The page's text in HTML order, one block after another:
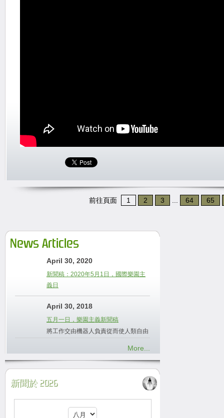
前往頁面 1 2 3 64 65
News Articles
April 30, 2020
新聞稿：2020年5月1日，國際樂園主
義日
April 30, 2018
五月一日，樂園主義新聞稿
將工作交由機器人負責從而使人類自由
More...
新聞於 2026